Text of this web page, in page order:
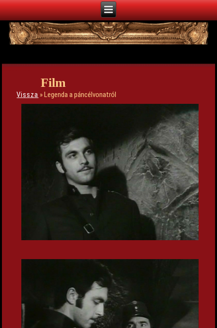
Film
Vissza » Legenda a páncélvonatról